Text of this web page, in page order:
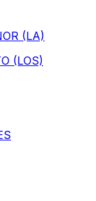
(LA)
(LOS)